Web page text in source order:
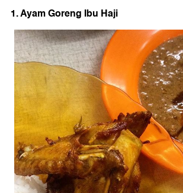
1. Ayam Goreng Ibu Haji